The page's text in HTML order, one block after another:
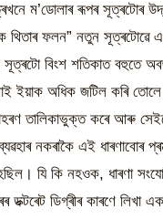
ম’ডোলাৰ ৰূপৰ সূত্ৰটোৰ
থিতাৰ ফলন” নতুন সূত্ৰটোৱে
সূত্ৰটো বিংশ শতিকাত বহুতে
ইয়াক অধিক জটিল কৰি
তালিকাভুক্ত কৰে আৰু
নকৰাকৈ এই ধাৰণাবোৰ
যি কি নহওক, ধাৰণা
ডক্টৰেট ডিগ্ৰীৰ কাৰণে